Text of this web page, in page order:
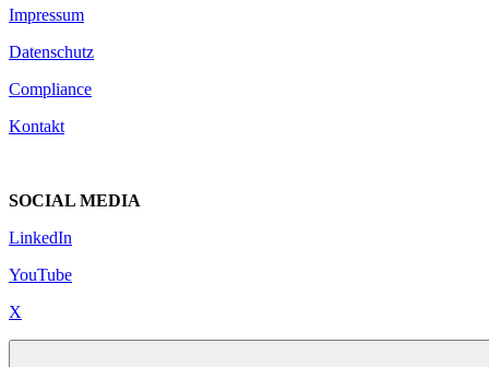
Impressum
Datenschutz
Compliance
Kontakt
SOCIAL MEDIA
LinkedIn
YouTube
X